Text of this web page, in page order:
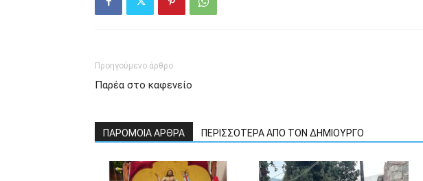
Προηγούμενο άρθρο
Παρέα στο καφενείο
ΠΑΡΟΜΟΙΑ ΑΡΘΡΑ ΠΕΡΙΣΣΟΤΕΡΑ ΑΠΟ ΤΟΝ ΔΗΜΙΟΥΡΓΟ